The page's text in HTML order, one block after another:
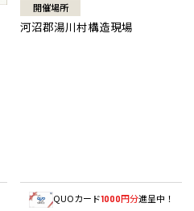
開催場所
河沼郡湯川村構造現場
QUOカード1000円分進呈中！